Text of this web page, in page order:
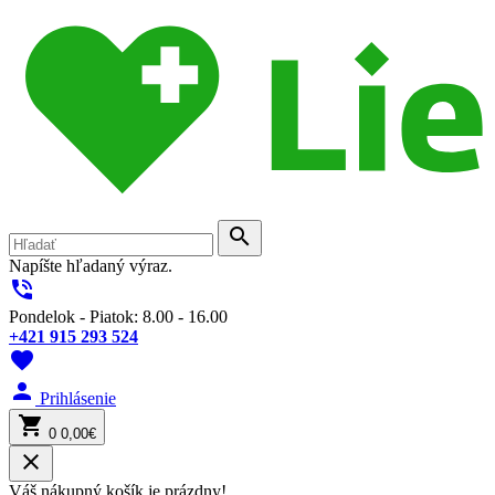
search
Napíšte hľadaný výraz.
phone_in_talk
Pondelok - Piatok: 8.00 - 16.00
+421 915 293 524
favorite
person Prihlásenie
shopping_cart 0 0,00€
close
Váš nákupný košík je prázdny!